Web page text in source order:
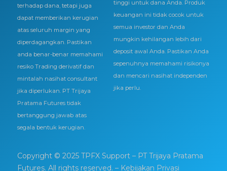
terhadap dana, tetapi juga
dapat memberikan kerugian
atas seluruh margin yang
diperdagangkan. Pastikan
anda benar-benar memahami
resiko Trading derivatif dan
mintalah nasihat consultant
jika diperlukan. PT Trijaya
Pratama Futures tidak
bertanggung jawab atas
segala bentuk kerugian.
tinggi untuk dana Anda. Produk
keuangan ini tidak cocok untuk
semua investor dan Anda
mungkin kehilangan lebih dari
deposit awal Anda. Pastikan Anda
sepenuhnya memahami risikonya
dan mencari nasihat independen
jika perlu.
Copyright © 2025 TPFX Support – PT Trijaya Pratama
Futures. All rights reserved. – Kebijakan Privasi